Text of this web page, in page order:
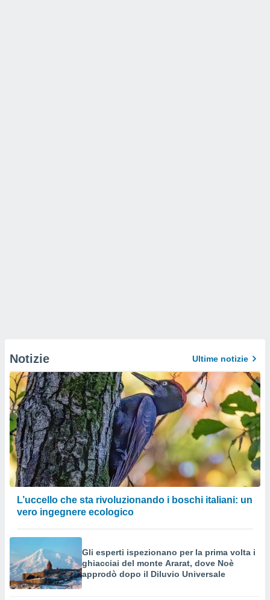
Notizie Ultime notizie
L’uccello che sta rivoluzionando i boschi italiani: un
vero ingegnere ecologico
Gli esperti ispezionano per la prima volta i
ghiacciai del monte Ararat, dove Noè
approdò dopo il Diluvio Universale